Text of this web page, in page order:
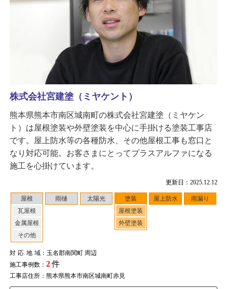
更新日：2025.12.12
屋根
瓦屋根
金属屋根
その他
雨樋 太陽光
塗装
屋根塗装
外壁塗装
屋上防水 雨漏り
対応地域：玉名郡南関町 周辺
施工事例数： 2件
工事店住所：熊本県熊本市南区城南町赤見
株式会社宮建塗（ミヤケント）
熊本県熊本市南区城南町の株式会社宮建塗（ミヤケン
ト）は屋根塗装や外壁塗装を中心に手掛ける塗装工事店
です。屋上防水等の各種防水、その他屋根工事も窓口と
なり対応可能。お客さまにとってプラスアルファになる
施工を心掛けています。